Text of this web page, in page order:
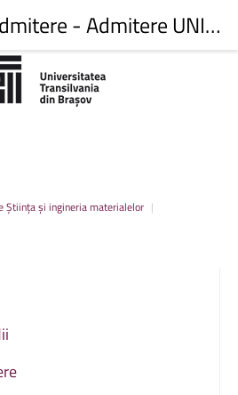
Știința și ingineria materialelor |
Condiții de admitere - Admitere UNITBV